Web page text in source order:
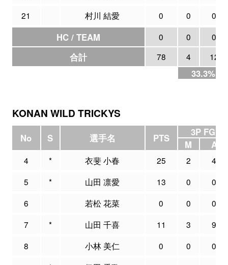
21
村川 結愛 0 0 0
HC / TEAM 0 0 0
合計 78 4 12
33.3%
KONAN WILD TRICKYS
No S 選手名 PTS
3P FG
M
A
4 * 衣斐 小春 25 2
4
5
* 山田 凛愛 13 0
0
6
若松 花菜 0 0
0
7
* 山田 千喜 11 3
9
8
小林 美仁 0 0
0